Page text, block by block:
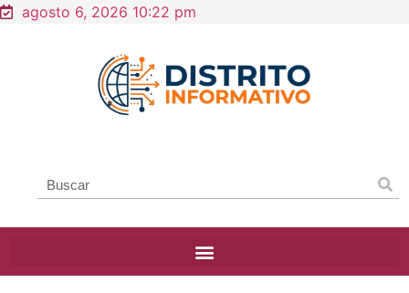
agosto 6, 2026 10:22 pm